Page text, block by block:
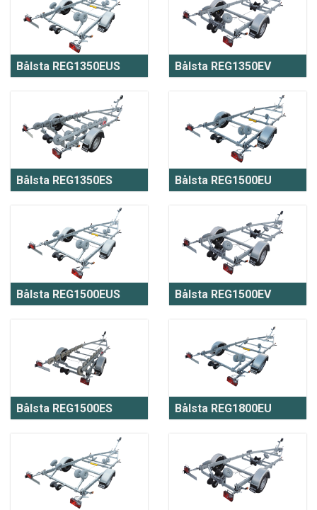
Bålsta REG1350EUS Bålsta REG1350EV
Bålsta REG1350ES Bålsta REG1500EU
Bålsta REG1500EUS Bålsta REG1500EV
Bålsta REG1500ES Bålsta REG1800EU